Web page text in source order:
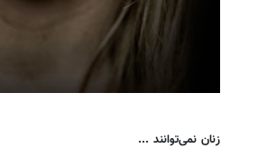
زنان نمی‌توانند ...